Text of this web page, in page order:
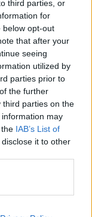
third parties, or
for
below opt-out
that after your
seeing
utilized by
parties prior to
the further
third parties on the
information may
IAB’s List of
it to other